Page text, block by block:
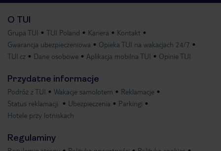
O TUI
Grupa TUI TUI Poland Kariera
Kontakt
Gwarancja ubezpieczeniowa
Opieka TUI na wakacjach 24/7
TUI.cz
Dane osobowe Aplikacja mobilna TUI Opinie TUI
Przydatne informacje
Podróż z TUI Wakacje samolotem
Reklamacje
Status reklamacji
Ubezpieczenia
Parkingi
Hotele przy lotniskach
Regulaminy